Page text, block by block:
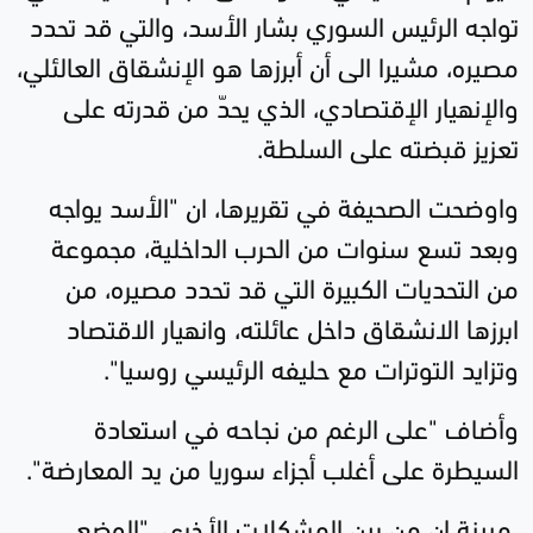
تواجه الرئيس السوري بشار الأسد، والتي قد تحدد
مصيره، مشيرا الى أن أبرزها هو الإنشقاق العالئلي،
والإنهيار الإقتصادي، الذي يحدّ من قدرته على
تعزيز قبضته على السلطة.
واوضحت الصحيفة في تقريرها، ان "الأسد يواجه
وبعد تسع سنوات من الحرب الداخلية، مجموعة
من التحديات الكبيرة التي قد تحدد مصيره، من
ابرزها الانشقاق داخل عائلته، وانهيار الاقتصاد
وتزايد التوترات مع حليفه الرئيسي روسيا".
وأضاف "على الرغم من نجاحه في استعادة
السيطرة على أغلب أجزاء سوريا من يد المعارضة".